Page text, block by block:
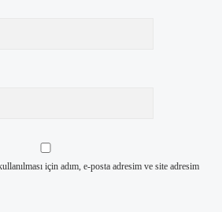
için adım, e-posta adresim ve site adresim